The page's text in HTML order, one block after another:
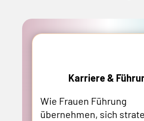
Karriere &
Wie Frauen Führung
übernehmen, sich